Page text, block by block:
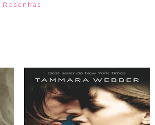
Resenhas